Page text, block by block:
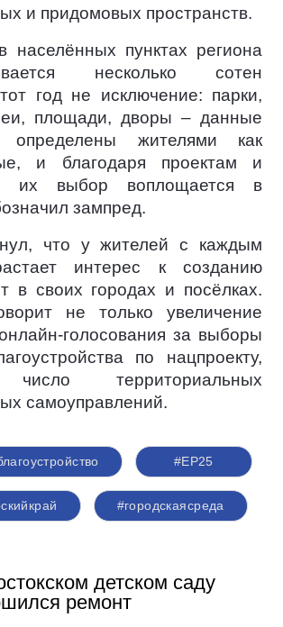
и придомовых пространств.
населённых пунктах региона
несколько сотен
год не исключение: парки,
площади, дворы – данные
определены жителями как
и благодаря проектам и
их выбор воплощается в
зампред.
что у жителей с каждым
интерес к созданию
в своих городах и посёлках.
не только увеличение
голосования за выборы
по нацпроекту,
территориальных
самоуправлений.
#ЕР25
#городскаясреда
детском саду
ремонт